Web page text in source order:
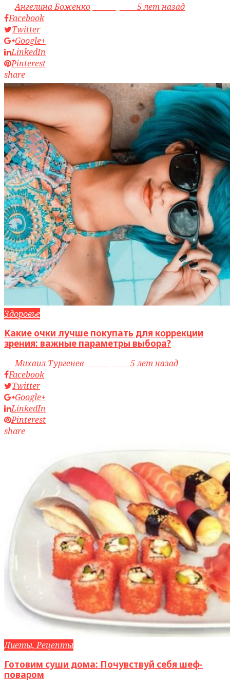
byАнгелина Боженко
5 лет назад
Facebook
Twitter
Google+
LinkedIn
Pinterest
share
Здоровье
Какие очки лучше покупать для коррекции
зрения: важные параметры выбора?
byМихаил Тургенев
5 лет назад
Facebook
Twitter
Google+
LinkedIn
Pinterest
share
Диеты, Рецепты
Готовим суши дома: Почувствуй себя шеф-
поваром